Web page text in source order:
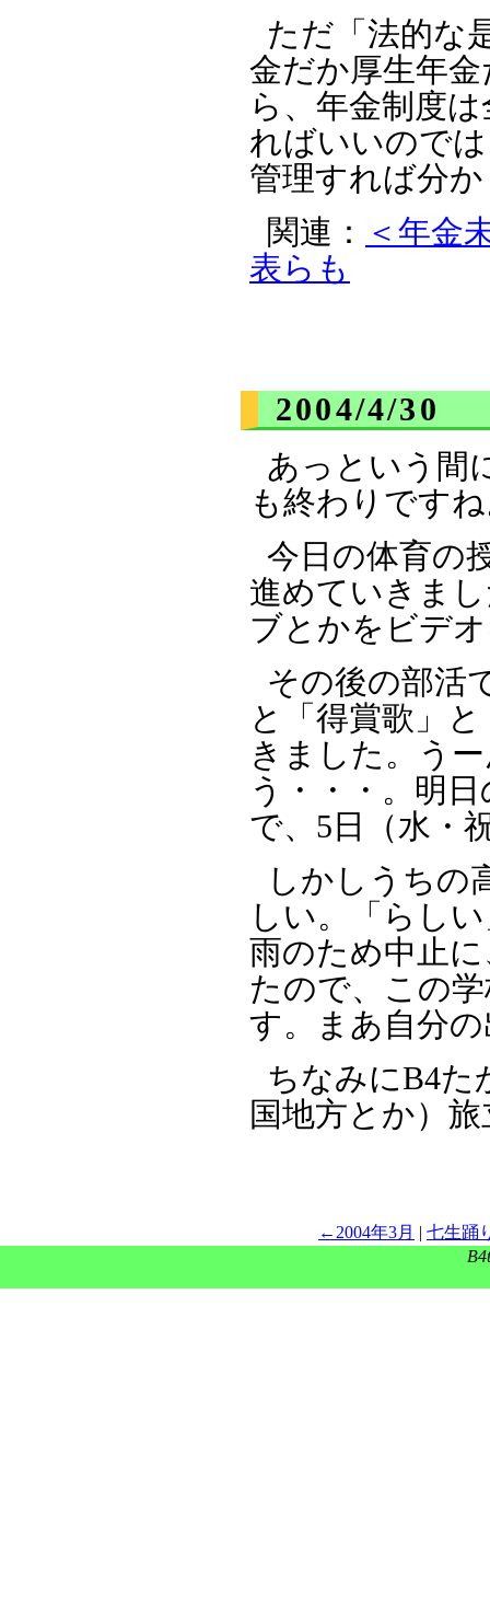
ただ
法的な
金だか厚生年
ら、年金制度
ればいいので
管理すれば分
関連：
＜年金
表らも
2004/4/30
あっという間
も終わりです
今日の体育の
進めていきま
ブとかをビデ
その後の部活
と「得賞歌」
きました。う
う・・・。明
で、5日（水・
しかしうちの
しい。「らし
雨のため中止
たので、この
す。まあ自分
ちなみにB4た
国地方とか）
←2004年3月 | 七生踊